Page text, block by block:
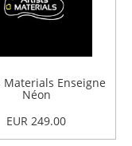
Materials Enseigne
Néon
EUR 249.00